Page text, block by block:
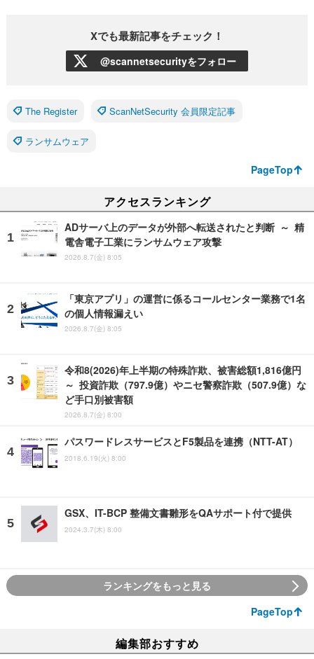
Xでも最新記事をチェック！
@scannetsecurityをフォロー
The Register ScanNetSecurity 会員限定記事
ランサムウェア
PageTop
アクセスランキング
ADサーバ上のデータが外部へ転送されたと判断 ～ 精
電舎電子工業にランサムウェア攻撃
2026.8.7(金) 8:05
「東京アプリ」の運営に係るコールセンター業務で1名
の個人情報漏えい
2026.8.7(金) 8:05
令和8(2026)年上半期の特殊詐欺、被害総額1,816億円
～ 投資詐欺（797.9億）やニセ警察詐欺（507.9億）な
ど手口別被害額
2026.8.7(金) 8:00
パスワードレスサービスとF5製品を連携（NTT-AT）
2018.6.19(火) 8:00
GSX、IT-BCP 整備文書雛形をQAサポート付で提供
2024.3.7(木) 8:00
ランキングをもっと見る
PageTop
編集部おすすめ